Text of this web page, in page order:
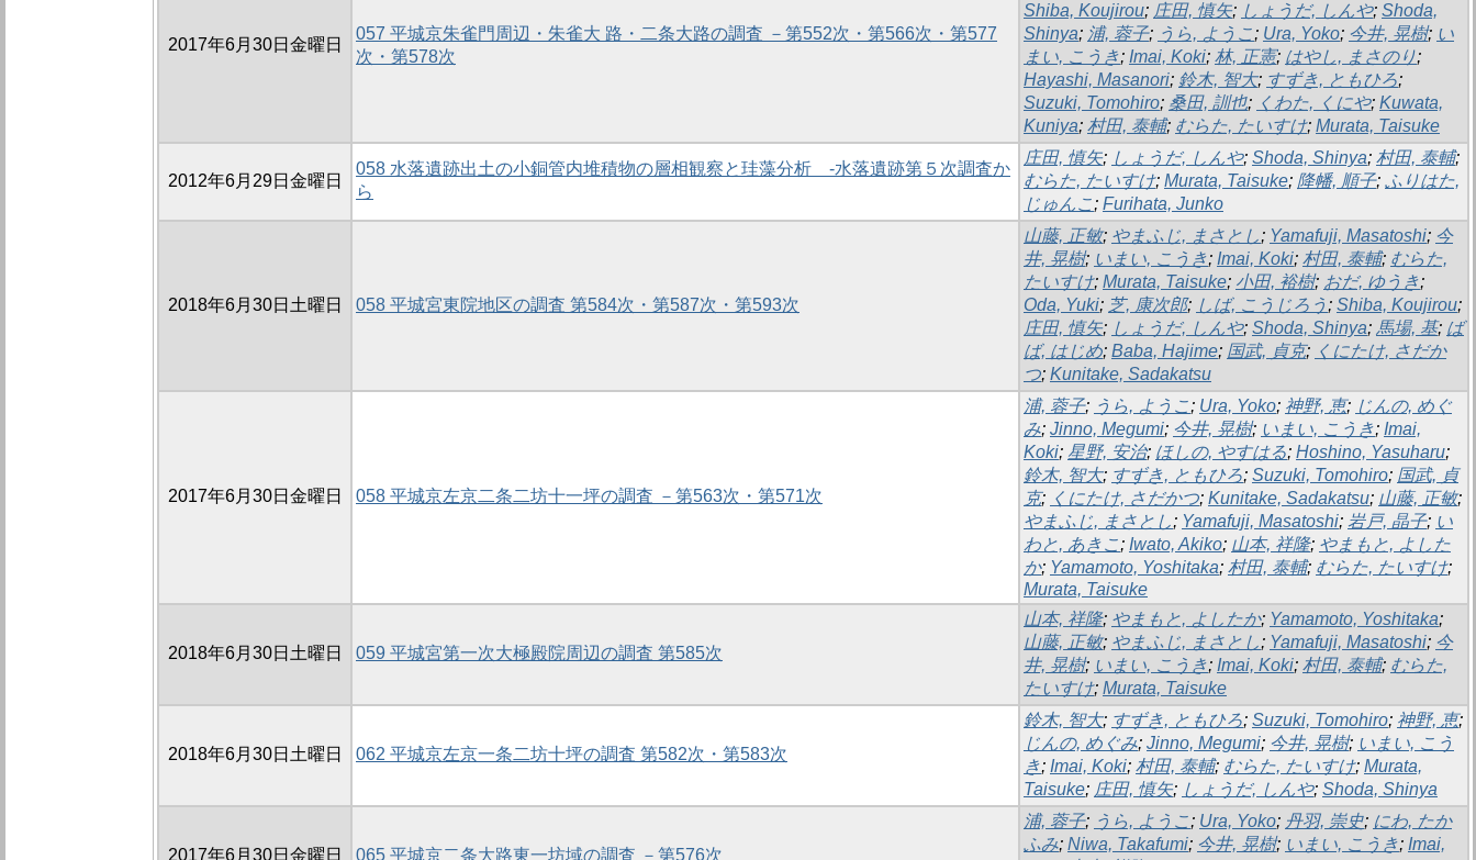
2017年6月30日金曜日
057 平城京朱雀門周辺・朱雀大 路・二条大路の調査 －第552次・第566次・第577
次・第578次
Shiba, Koujirou; 庄田, 慎矢; しょうだ, しんや; Shoda,
Shinya; 浦, 蓉子; うら, ようこ; Ura, Yoko; 今井, 晃樹; い
まい, こうき; Imai, Koki; 林, 正憲; はやし, まさのり;
Hayashi, Masanori; 鈴木, 智大; すずき, ともひろ;
Suzuki, Tomohiro; 桑田, 訓也; くわた, くにや; Kuwata,
Kuniya; 村田, 泰輔; むらた, たいすけ; Murata, Taisuke
2012年6月29日金曜日
058 水落遺跡出土の小銅管内堆積物の層相観察と珪藻分析 -水落遺跡第５次調査か
ら
庄田, 慎矢; しょうだ, しんや; Shoda, Shinya; 村田, 泰輔;
むらた, たいすけ; Murata, Taisuke; 降幡, 順子; ふりはた,
じゅんこ; Furihata, Junko
2018年6月30日土曜日 058 平城宮東院地区の調査 第584次・第587次・第593次
山藤, 正敏; やまふじ, まさとし; Yamafuji, Masatoshi; 今
井, 晃樹; いまい, こうき; Imai, Koki; 村田, 泰輔; むらた,
たいすけ; Murata, Taisuke; 小田, 裕樹; おだ, ゆうき;
Oda, Yuki; 芝, 康次郎; しば, こうじろう ; Shiba, Koujirou;
庄田, 慎矢; しょうだ, しんや; Shoda, Shinya; 馬場, 基; ば
ば, はじめ; Baba, Hajime; 国武, 貞克; くにたけ, さだか
つ; Kunitake, Sadakatsu
2017年6月30日金曜日 058 平城京左京二条二坊十一坪の調査 －第563次・第571次
浦, 蓉子; うら, ようこ; Ura, Yoko; 神野, 恵; じんの, めぐ
み; Jinno, Megumi; 今井, 晃樹; いまい, こうき; Imai,
Koki; 星野, 安治; ほしの, やすはる; Hoshino, Yasuharu;
鈴木, 智大; すずき, ともひろ; Suzuki, Tomohiro; 国武, 貞
克; くにたけ, さだかつ; Kunitake, Sadakatsu; 山藤, 正敏;
やまふじ, まさとし; Yamafuji, Masatoshi; 岩戸, 晶子; い
わと, あきこ; Iwato, Akiko; 山本, 祥隆; やまもと, よした
か; Yamamoto, Yoshitaka; 村田, 泰輔; むらた, たいすけ;
Murata, Taisuke
2018年6月30日土曜日 059 平城宮第一次大極殿院周辺の調査 第585次
山本, 祥隆; やまもと, よしたか; Yamamoto, Yoshitaka;
山藤, 正敏; やまふじ, まさとし; Yamafuji, Masatoshi; 今
井, 晃樹; いまい, こうき; Imai, Koki; 村田, 泰輔; むらた,
たいすけ; Murata, Taisuke
2018年6月30日土曜日 062 平城京左京一条二坊十坪の調査 第582次・第583次
鈴木, 智大; すずき, ともひろ; Suzuki, Tomohiro; 神野, 恵;
じんの, めぐみ; Jinno, Megumi; 今井, 晃樹; いまい, こう
き; Imai, Koki; 村田, 泰輔; むらた, たいすけ; Murata,
Taisuke; 庄田, 慎矢; しょうだ, しんや; Shoda, Shinya
2017年6月30日金曜日 065 平城京二条大路東一坊域の調査 －第576次
浦, 蓉子; うら, ようこ; Ura, Yoko; 丹羽, 崇史; にわ, たか
ふみ; Niwa, Takafumi; 今井, 晃樹; いまい, こうき; Imai,